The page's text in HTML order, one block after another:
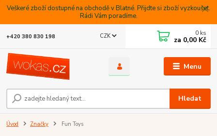
Veškeré zboží dostupné na obchodě v Blatné. Přijdte si zboží vyzkoušet.
Rádi Vám poradíme.
Menu
CZK
Hledat
+420 380 830 198 0 ks
za 0,00 Kč
Úvod Značky Fun Toys